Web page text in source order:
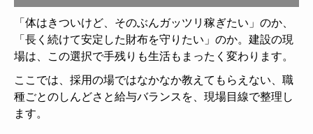
「体はきついけど、そのぶんガッツリ稼ぎたい」のか、
「長く続けて安定した財布を守りたい」のか。建設の現
場は、この選択で手残りも生活もまったく変わります。
ここでは、採用の場ではなかなか教えてもらえない、職
種ごとのしんどさと給与バランスを、現場目線で整理し
ます。